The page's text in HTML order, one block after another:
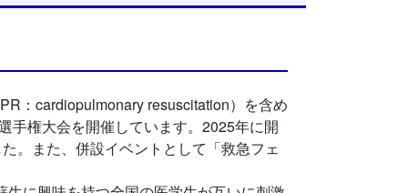
：cardiopulmonary resuscitation）を含め
手権大会を開催しています。2025年に開
。また、併設イベントとして「救急フェ